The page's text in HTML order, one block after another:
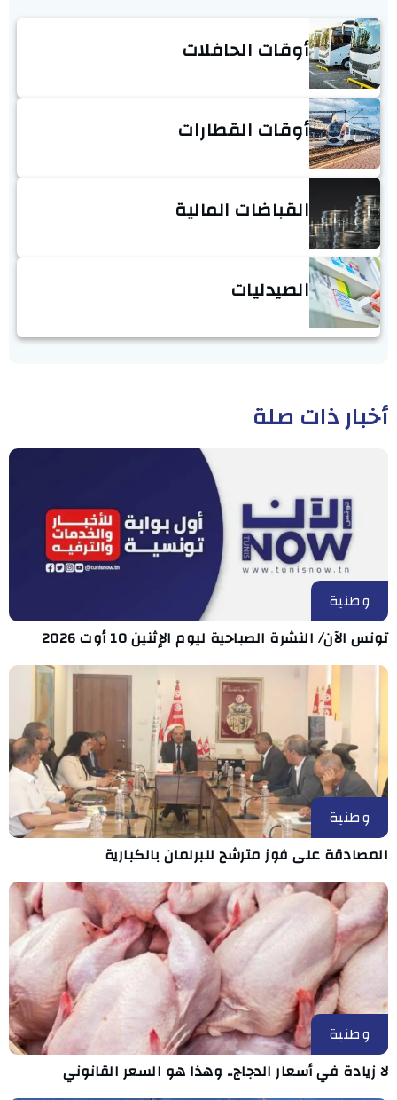
أوقات الحافلات
أوقات القطارات
القباضات المالية
الصيدليات
أخبار ذات صلة
وطنية
تونس الآن/ النشرة الصباحية ليوم الإثنين 10 أوت 2026
وطنية
المصادقة على فوز مترشح للبرلمان بالكبارية
وطنية
لا زيادة في أسعار الدجاج.. وهذا هو السعر القانوني